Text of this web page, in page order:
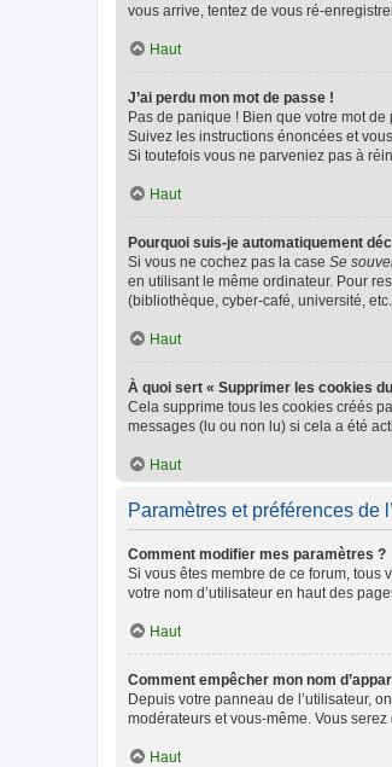
vous arrive, tentez de vous ré-
Haut
J’ai perdu mon mot de passe !
Pas de panique ! Bien que votre mot
Suivez les instructions énoncées et
Si toutefois vous ne parveniez pas à
Haut
Pourquoi suis-je automatiquement
Si vous ne cochez pas la case Se
en utilisant le même ordinateur. Pour
(bibliothèque, cyber-café, université,
Haut
À quoi sert « Supprimer les cookies
Cela supprime tous les cookies créés
messages (lu ou non lu) si cela a été
Haut
Paramètres et préférences de
Comment modifier mes paramètres ?
Si vous êtes membre de ce forum, tous
votre nom d’utilisateur en haut des
Haut
Comment empêcher mon nom
Depuis votre panneau de l’utilisateur,
modérateurs et vous-même. Vous
Haut